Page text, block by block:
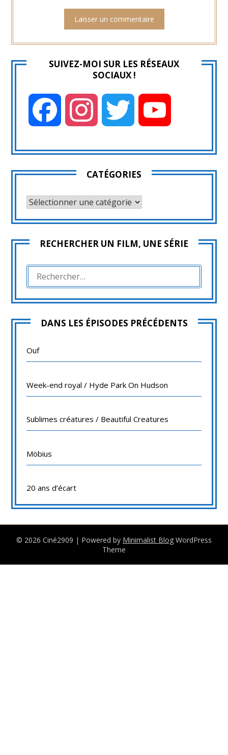
SUIVEZ-MOI SUR LES RÉSEAUX
SOCIAUX !
Facebook Instagram Twitter
CATÉGORIES
CATÉGORIES
RECHERCHER UN FILM, UNE SÉRIE
DANS LES ÉPISODES PRÉCÉDENTS
Ouf
Week-end royal / Hyde Park On Hudson
Sublimes créatures / Beautiful Creatures
Möbius
20 ans d’écart
© 2026 Ciné2909 | Powered by Minimalist Blog WordPress
Theme